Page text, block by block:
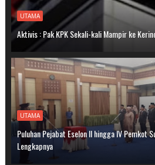
UTAMA
Aktivis : Pak KPK Sekali-kali Mampir ke
UTAMA
Puluhan Pejabat Eselon II hingga IV Pemkot
Lengkapnya